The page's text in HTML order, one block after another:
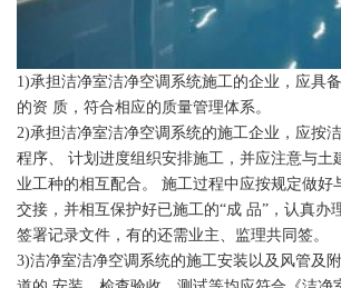
1)承担洁净室洁净空调系统施工的企业，应具
的资 质，符合相应的质量管理体系。
2)承担洁净室洁净空调系统的施工企业，应按
程序、 计划进度组织安排施工，并应注意与土
业工种的相互配合。 施工过程中应按规定做好
交接，并相互保护好已施工的“成 品”，认真办
签署记录文件，有的还需业主、监理共同签。
3)洁净室洁净空调系统的施工安装以及风管及